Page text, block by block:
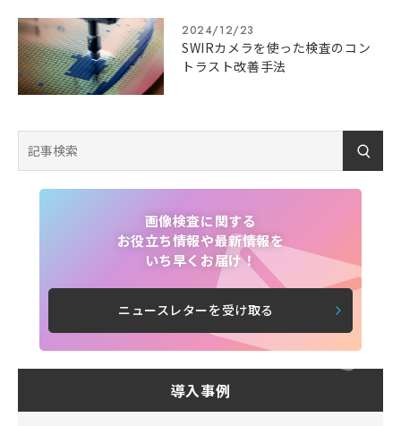
2024/12/23
SWIRカメラを使った検査のコン
トラスト改善手法
画像検査に関する
お役立ち情報や最新情報を
いち早くお届け！
ニュースレターを受け取る
導入事例